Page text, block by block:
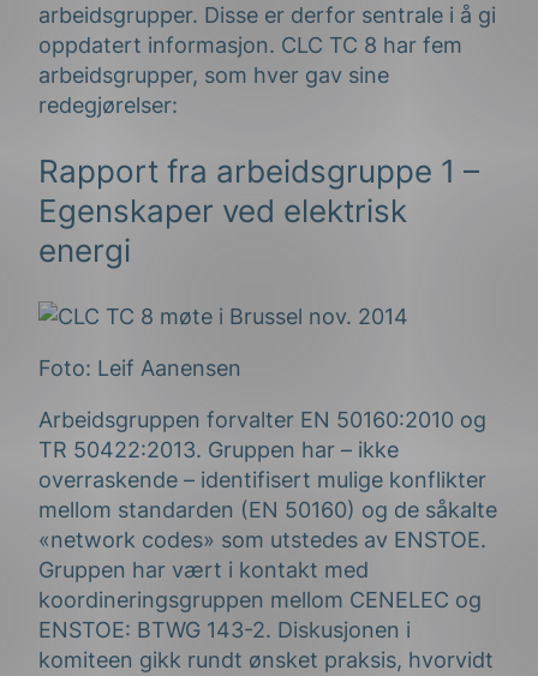
arbeidsgrupper. Disse er derfor sentrale i å gi
oppdatert informasjon. CLC TC 8 har fem
arbeidsgrupper, som hver gav sine
redegjørelser:
Rapport fra arbeidsgruppe 1 –
Egenskaper ved elektrisk
energi
Foto: Leif Aanensen
Arbeidsgruppen forvalter EN 50160:2010 og
TR 50422:2013. Gruppen har – ikke
overraskende – identifisert mulige konflikter
mellom standarden (EN 50160) og de såkalte
«network codes» som utstedes av ENSTOE.
Gruppen har vært i kontakt med
koordineringsgruppen mellom CENELEC og
ENSTOE: BTWG 143-2. Diskusjonen i
komiteen gikk rundt ønsket praksis, hvorvidt